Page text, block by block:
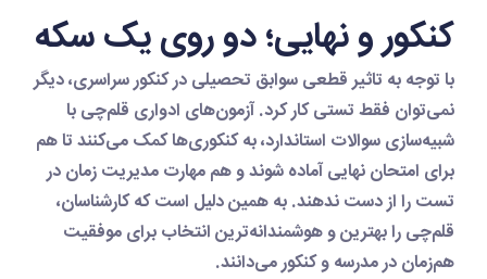
کنکور و نهایی؛ دو روی یک سکه
با توجه به تاثیر قطعی سوابق تحصیلی در کنکور سراسری، دیگر
نمی‌توان فقط تستی کار کرد. آزمون‌های ادواری قلم‌چی با
شبیه‌سازی سوالات استاندارد، به کنکوری‌ها کمک می‌کنند تا هم
برای امتحان نهایی آماده شوند و هم مهارت مدیریت زمان در
تست را از دست ندهند. به همین دلیل است که کارشناسان،
قلم‌چی را بهترین و هوشمندانه‌ترین انتخاب برای موفقیت
هم‌زمان در مدرسه و کنکور می‌دانند.